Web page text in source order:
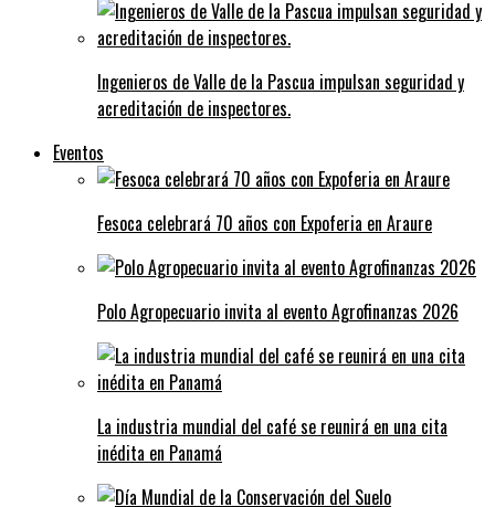
Ingenieros de Valle de la Pascua impulsan seguridad y
acreditación de inspectores.
Eventos
Fesoca celebrará 70 años con Expoferia en Araure
Polo Agropecuario invita al evento Agrofinanzas 2026
La industria mundial del café se reunirá en una cita
inédita en Panamá